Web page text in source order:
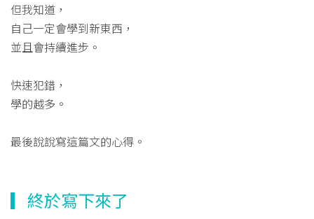
但我知道，
自己一定會學到新東西，
並且會持續進步。
快速犯錯，
學的越多。
最後說說寫這篇文的心得。
▎終於寫下來了